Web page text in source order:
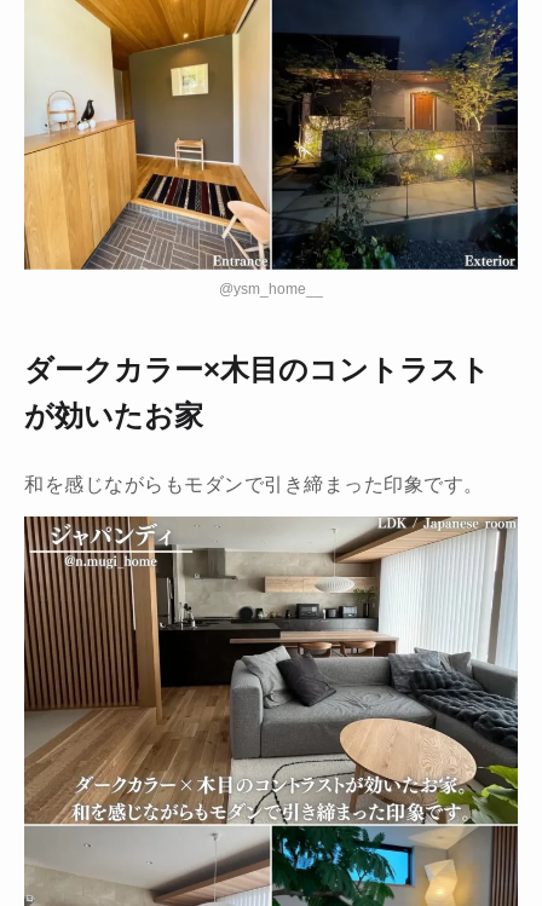
@ysm_home__
ダークカラー×木目のコントラスト
が効いたお家
和を感じながらもモダンで引き締まった印象です。